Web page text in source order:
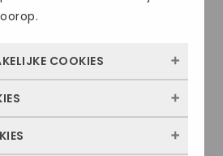
COOKIES
ervoor dat de website
uitgezet. Meestal
zien we hoe vaak onze